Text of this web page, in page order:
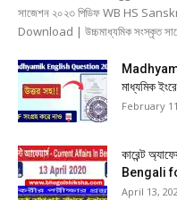
সাজেশন ২০২৩ পিডিফ WB HS
Download | উচ্চমাধ্যমিক সংস্কৃত
মাধ্যমিক
February
কারেন্ট
Bengali
April 13,